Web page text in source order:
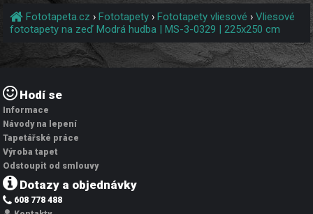
Fototapeta.cz ›Fototapety ›Fototapety vliesové ›Vliesové
fototapety na zeď Modrá hudba | MS-3-0329 | 225x250 cm
Hodí se
Informace
Návody na lepení
Tapetářské práce
Výroba tapet
Odstoupit od smlouvy
Dotazy a objednávky
608 778 488